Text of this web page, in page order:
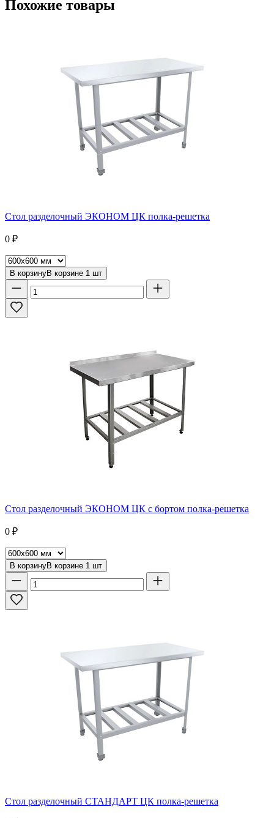
Похожие товары
Стол разделочный ЭКОНОМ ЦК полка-решетка
0 ₽
В корзинуВ корзине 1 шт
Стол разделочный ЭКОНОМ ЦК с бортом полка-решетка
0 ₽
В корзинуВ корзине 1 шт
Стол разделочный СТАНДАРТ ЦК полка-решетка